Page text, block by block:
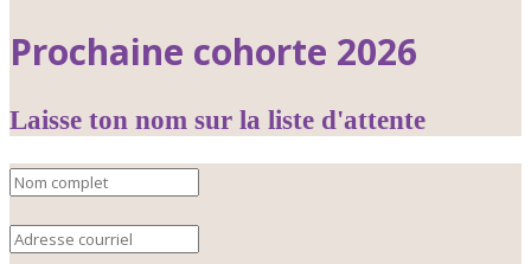
Prochaine cohorte 2026
Laisse ton nom sur la liste d'attente